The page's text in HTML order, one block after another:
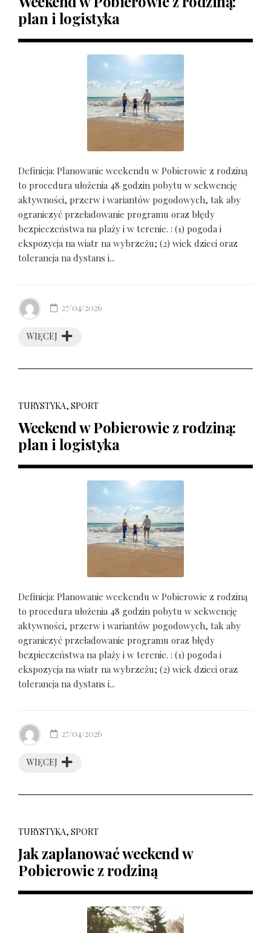
plan i logistyka
Definicja: Planowanie weekendu w Pobierowie z rodziną
to procedura ułożenia 48 godzin pobytu w sekwencję
aktywności, przerw i wariantów pogodowych, tak aby
ograniczyć przeładowanie programu oraz błędy
bezpieczeństwa na plaży i w terenie. : (1) pogoda i
ekspozycja na wiatr na wybrzeżu; (2) wiek dzieci oraz
tolerancja na dystans i...
WIĘCEJ
27/04/2026
TURYSTYKA, SPORT
Weekend w Pobierowie z rodziną:
plan i logistyka
Definicja: Planowanie weekendu w Pobierowie z rodziną
to procedura ułożenia 48 godzin pobytu w sekwencję
aktywności, przerw i wariantów pogodowych, tak aby
ograniczyć przeładowanie programu oraz błędy
bezpieczeństwa na plaży i w terenie. : (1) pogoda i
ekspozycja na wiatr na wybrzeżu; (2) wiek dzieci oraz
tolerancja na dystans i...
WIĘCEJ
27/04/2026
TURYSTYKA, SPORT
Jak zaplanować weekend w
Pobierowie z rodziną